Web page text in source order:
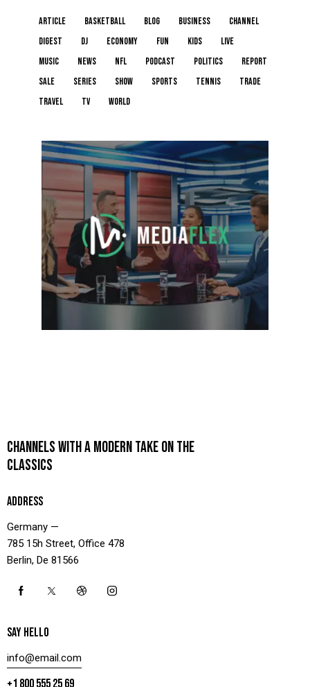
article basketball blog business
channel
digest
dj economy fun kids
live
music
news NFL podcast politics
report
sale
series show sports tennis
trade
travel
tv world
CHANNELS WITH A MODERN TAKE ON THE
CLASSICS
ADDRESS
Germany —
785 15h Street, Office 478
Berlin, De 81566
SAY HELLO
info@email.com